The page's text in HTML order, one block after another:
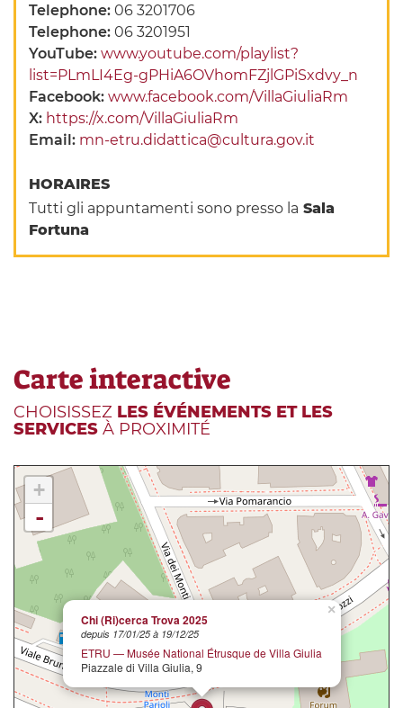
Telephone:06 3201706
Telephone:06 3201951
YouTube:www.youtube.com/playlist?
list=PLmLI4Eg-gPHiA6OVhomFZjlGPiSxdvy_n
Facebook:www.facebook.com/VillaGiuliaRm
X: https://x.com/VillaGiuliaRm
Email: mn-etru.didattica@cultura.gov.it
HORAIRES
Tutti gli appuntamenti sono presso la Sala
Fortuna
Carte interactive
CHOISISSEZ LES ÉVÉNEMENTS ET LES
SERVICES À PROXIMITÉ
×
Chi (Ri)cerca Trova 2025
depuis 17/01/25 à 19/12/25
ETRU — Musée National Étrusque de Villa Giulia
Piazzale di Villa Giulia, 9
+
-